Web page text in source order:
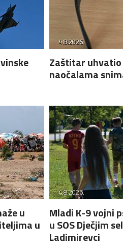
4.8.2026.
Zaštitar
naočalama
u
u
4.8.2026.
Mladi K-9 vojni
u SOS Dječjim
Ladimirevci